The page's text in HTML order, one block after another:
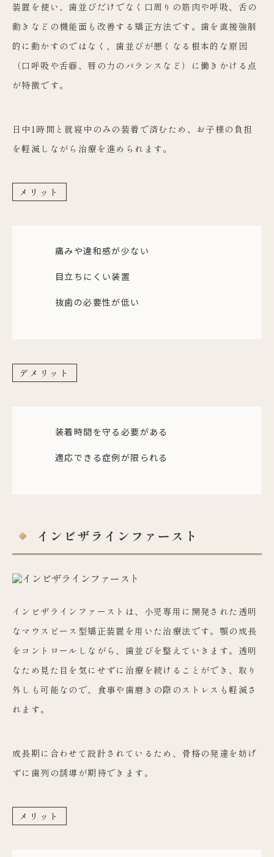
装置を使い、歯並びだけでなく口周りの筋肉や呼吸、舌の
動きなどの機能面も改善する矯正方法です。歯を直接強制
的に動かすのではなく、歯並びが悪くなる根本的な原因
（口呼吸や舌癖、唇の力のバランスなど）に働きかける点
が特徴です。
日中1時間と就寝中のみの装着で済むため、お子様の負担
を軽減しながら治療を進められます。
メリット
痛みや違和感が少ない
目立ちにくい装置
抜歯の必要性が低い
デメリット
装着時間を守る必要がある
適応できる症例が限られる
インビザラインファースト
インビザラインファーストは、小児専用に開発された透明
なマウスピース型矯正装置を用いた治療法です。顎の成長
をコントロールしながら、歯並びを整えていきます。透明
なため見た目を気にせずに治療を続けることができ、取り
外しも可能なので、食事や歯磨きの際のストレスも軽減さ
れます。
成長期に合わせて設計されているため、骨格の発達を妨げ
ずに歯列の誘導が期待できます。
メリット